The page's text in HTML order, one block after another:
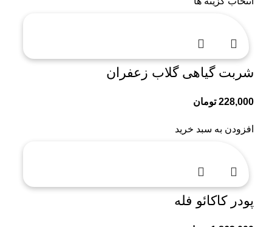
شربت گیاهی گلاب زعفران
228,000 تومان
افزودن به سبد خرید
پودر كاكائو فله